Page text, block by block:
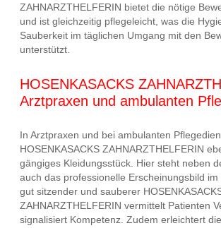
ZAHNARZTHELFERIN bietet die nötige
und ist gleichzeitig pflegeleicht, was die
Sauberkeit im täglichen Umgang mit den
unterstützt.
HOSENKASACKS
Arztpraxen und ambulanten
In Arztpraxen und bei ambulanten
HOSENKASACKS ZAHNARZTHELFERIN
gängiges Kleidungsstück. Hier steht neben
auch das professionelle Erscheinungsbild im
gut sitzender und sauberer
ZAHNARZTHELFERIN vermittelt Patienten
signalisiert Kompetenz. Zudem erleichtert